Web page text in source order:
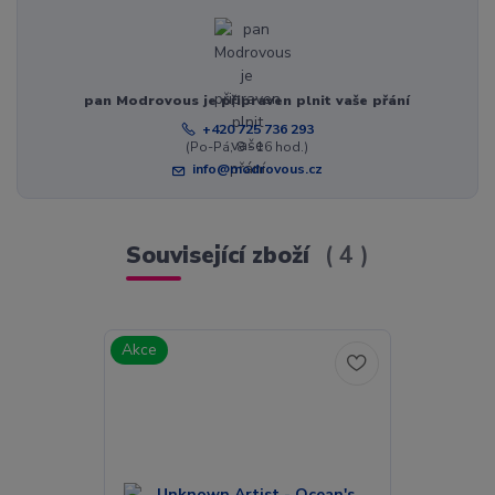
pan Modrovous je připraven plnit vaše přání
+420 725 736 293
(Po-Pá, 8 - 16 hod.)
info@modrovous.cz
Související zboží 4
Akce